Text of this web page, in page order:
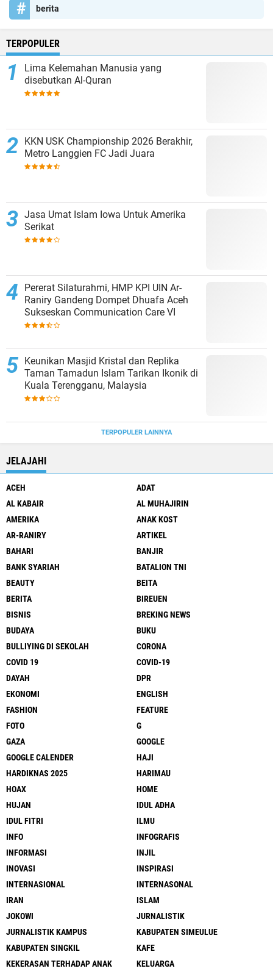
berita
TERPOPULER
Lima Kelemahan Manusia yang
disebutkan Al-Quran
KKN USK Championship 2026 Berakhir,
Metro Langgien FC Jadi Juara
Jasa Umat Islam Iowa Untuk Amerika
Serikat
Pererat Silaturahmi, HMP KPI UIN Ar-
Raniry Gandeng Dompet Dhuafa Aceh
Sukseskan Communication Care VI
Keunikan Masjid Kristal dan Replika
Taman Tamadun Islam Tarikan Ikonik di
Kuala Terengganu, Malaysia
TERPOPULER LAINNYA
JELAJAHI
ACEH
ADAT
AL KABAIR
AL MUHAJIRIN
AMERIKA
ANAK KOST
AR-RANIRY
ARTIKEL
BAHARI
BANJIR
BANK SYARIAH
BATALION TNI
BEAUTY
BEITA
BERITA
BIREUEN
BISNIS
BREKING NEWS
BUDAYA
BUKU
BULLIYING DI SEKOLAH
CORONA
COVID 19
COVID-19
DAYAH
DPR
EKONOMI
ENGLISH
FASHION
FEATURE
FOTO
G
GAZA
GOOGLE
GOOGLE CALENDER
HAJI
HARDIKNAS 2025
HARIMAU
HOAX
HOME
HUJAN
IDUL ADHA
IDUL FITRI
ILMU
INFO
INFOGRAFIS
INFORMASI
INJIL
INOVASI
INSPIRASI
INTERNASIONAL
INTERNASONAL
IRAN
ISLAM
JOKOWI
JURNALISTIK
JURNALISTIK KAMPUS
KABUPATEN SIMEULUE
KABUPATEN SINGKIL
KAFE
KEKERASAN TERHADAP ANAK
KELUARGA